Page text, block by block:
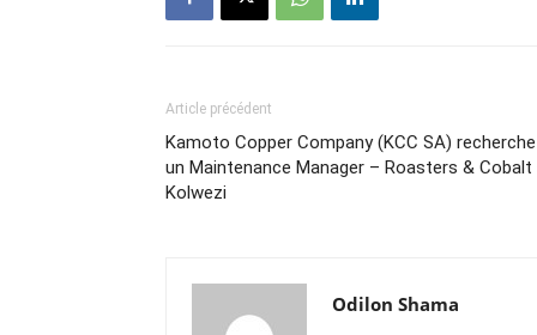
Article précédent
Kamoto Copper Company (KCC SA) recherche
un Maintenance Manager – Roasters & Cobalt
Kolwezi
Odilon Shama